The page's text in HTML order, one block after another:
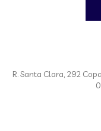
R. Santa Clara, 292